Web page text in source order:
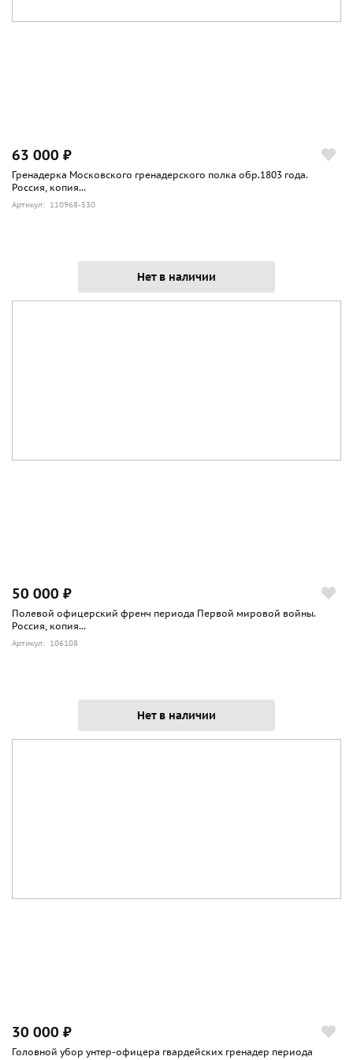
"Таурус".
63 000 ₽
Гренадерка Московского гренадерского полка обр.1803 года.
Россия, копия...
Артикул: 110968-530
Нет в наличии
50 000 ₽
Полевой офицерский френч периода Первой мировой войны.
Россия, копия...
Артикул: 106108
Нет в наличии
30 000 ₽
Головной убор унтер-офицера гвардейских гренадер периода